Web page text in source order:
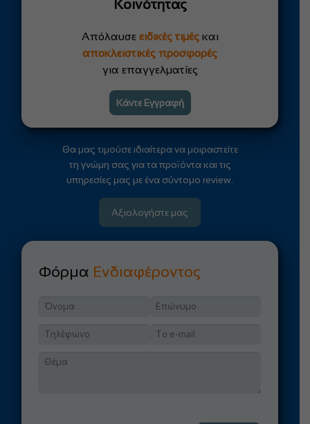
Κοινότητας
Απόλαυσε ειδικές τιμέςκαι
αποκλειστικές προσφορές
για επαγγελματίες
Κάντε Εγγραφή
Θα μας τιμούσε ιδιαίτερα να μοιραστείτε
τη γνώμη σας για τα προϊόντα και τις
υπηρεσίες μας με ένα σύντομο review.
Αξιολογήστε μας
Φόρμα Ενδιαφέροντος